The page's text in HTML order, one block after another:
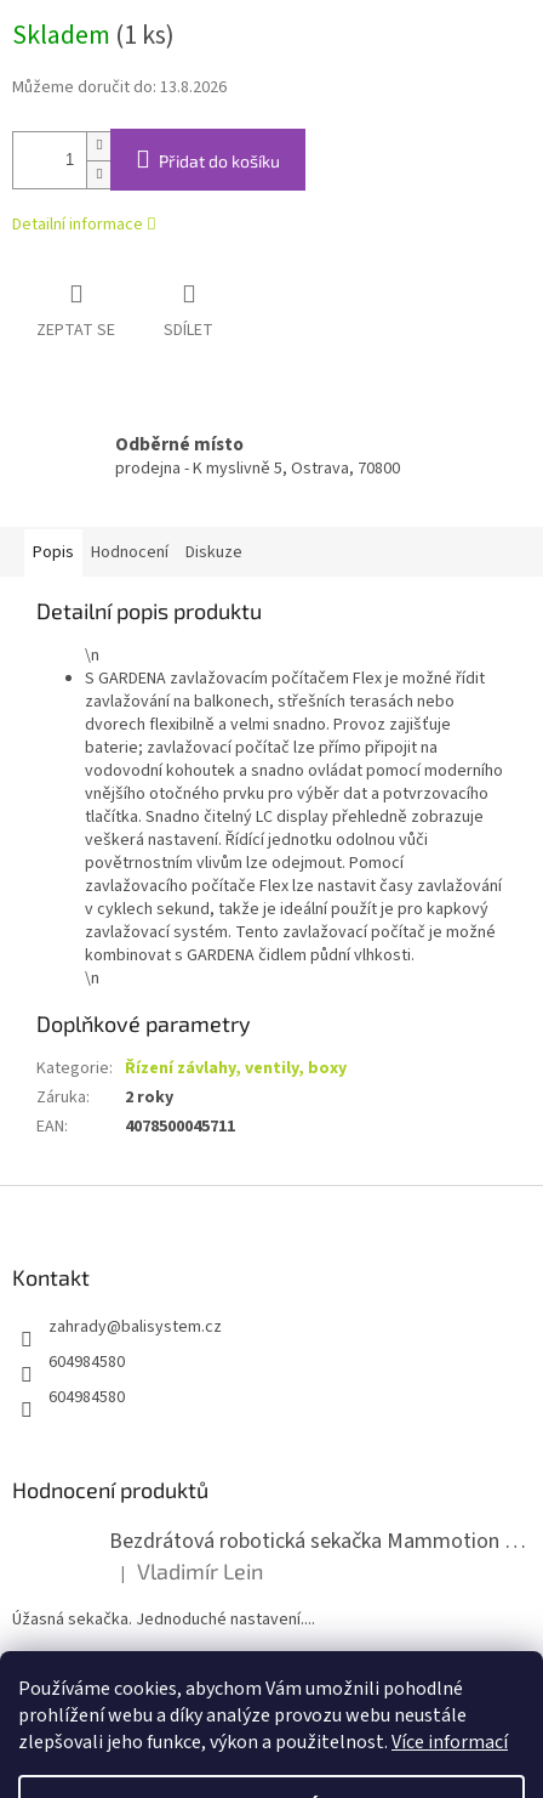
Používáme cookies, abychom Vám umožnili pohodlné
prohlížení webu a díky analýze provozu webu neustále
zlepšovali jeho funkce, výkon a použitelnost.Více informací
cena:
Skladem (1 ks)
Můžeme doručit do: 13.8.2026
Přidat do košíku
Detailní informace
ZEPTAT SE SDÍLET
Odběrné místo
prodejna - K myslivně 5, Ostrava, 70800
Popis Hodnocení Diskuze
Detailní popis produktu
\n
S GARDENA zavlažovacím počítačem Flex je možné řídit
zavlažování na balkonech, střešních terasách nebo
dvorech flexibilně a velmi snadno. Provoz zajišťuje
baterie; zavlažovací počítač lze přímo připojit na
vodovodní kohoutek a snadno ovládat pomocí moderního
vnějšího otočného prvku pro výběr dat a potvrzovacího
tlačítka. Snadno čitelný LC display přehledně zobrazuje
veškerá nastavení. Řídící jednotku odolnou vůči
povětrnostním vlivům lze odejmout. Pomocí
zavlažovacího počítače Flex lze nastavit časy zavlažování
v cyklech sekund, takže je ideální použít je pro kapkový
zavlažovací systém. Tento zavlažovací počítač je možné
kombinovat s GARDENA čidlem půdní vlhkosti.
\n
Doplňkové parametry
Kategorie: Řízení závlahy, ventily, boxy
Záruka:
2 roky
EAN: 4078500045711
Kontakt
zahrady@balisystem.cz
604984580
604984580
Hodnocení produktů
Bezdrátová robotická sekačka Mammotion LUBA mini 2 1500
Hodnocení produktu je 5 z 5 hvězdiček.
| Vladimír Lein
Úžasná sekačka. Jednoduché nastavení....
ZDE NÁM MŮŽETE VLOŽIT HODNOCENÍ